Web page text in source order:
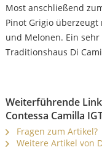
Most anschließend
Pinot Grigio
und Melonen. Ein
Traditionshaus Di
Weiterführende
Contessa Camilla
Fragen zum Artikel?
Weitere Artikel von